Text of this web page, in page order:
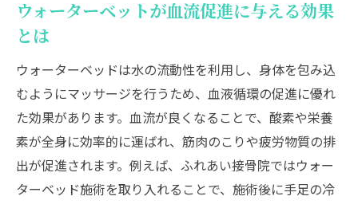
ウォーターベットが血流促進に与える効果
とは
ウォーターベッドは水の流動性を利用し、身体を包み込
むようにマッサージを行うため、血液循環の促進に優れ
た効果があります。血流が良くなることで、酸素や栄養
素が全身に効率的に運ばれ、筋肉のこりや疲労物質の排
出が促進されます。例えば、ふれあい接骨院ではウォー
ターベッド施術を取り入れることで、施術後に手足の冷